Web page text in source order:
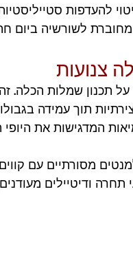
להעדפות
לשורשיה ביום
צנועות
תכנון שמלות הכלה.
תוך עמידה
המדגישות את היופי
מסורתיים עם קווים
ודיטיילים